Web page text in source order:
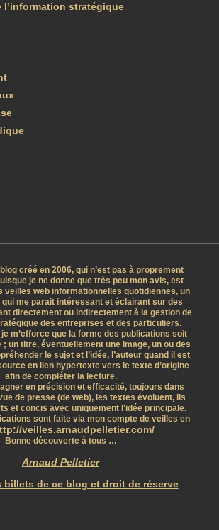
l’information stratégique
créé en 2006, qui n’est pas à proprement
je ne donne que très peu mon avis, est
veilles web informationnelles quotidiennes, un
me parait intéressant et éclairant sur des
directement ou indirectement à la gestion de
des entreprises et des particuliers.
je m’efforce que la forme des publications soit
un titre, éventuellement une image, un ou des
le sujet et l’idée, l’auteur quand il est
en lien hypertexte vers le texte d’origine
afin de compléter la lecture.
en précision et efficacité, toujours dans
de presse (de web), les textes évoluent, ils
et concis avec uniquement l’idée principale.
sont faite via mon compte de veilles en
veilles.arnaudpelletier.com/
Bonne découverte à tous …
Arnaud Pelletier
billets de ce blog et droit de réserve